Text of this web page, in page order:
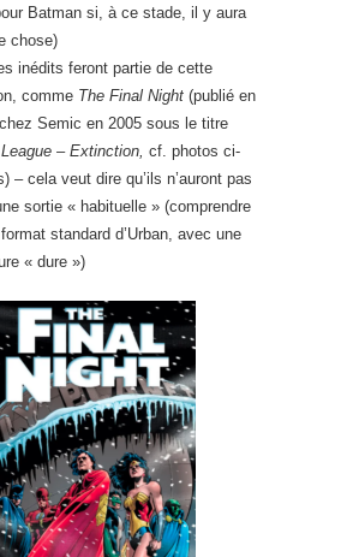
Batman si, à ce stade, il y aura
chose)
inédits feront partie de cette
comme The Final Night (publié en
Semic en 2005 sous le titre
– Extinction, cf. photos ci-
– cela veut dire qu’ils n’auront pas
sortie « habituelle » (comprendre
standard d’Urban, avec une
« dure »)